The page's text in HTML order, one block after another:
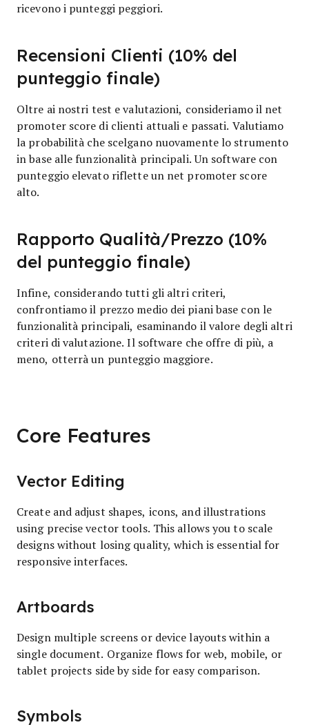
ricevono i punteggi peggiori.
Recensioni Clienti (10% del
punteggio finale)
Oltre ai nostri test e valutazioni, consideriamo il net
promoter score di clienti attuali e passati. Valutiamo
la probabilità che scelgano nuovamente lo strumento
in base alle funzionalità principali. Un software con
punteggio elevato riflette un net promoter score
alto.
Rapporto Qualità/Prezzo (10%
del punteggio finale)
Infine, considerando tutti gli altri criteri,
confrontiamo il prezzo medio dei piani base con le
funzionalità principali, esaminando il valore degli altri
criteri di valutazione. Il software che offre di più, a
meno, otterrà un punteggio maggiore.
Core Features
Vector Editing
Create and adjust shapes, icons, and illustrations
using precise vector tools. This allows you to scale
designs without losing quality, which is essential for
responsive interfaces.
Artboards
Design multiple screens or device layouts within a
single document. Organize flows for web, mobile, or
tablet projects side by side for easy comparison.
Symbols